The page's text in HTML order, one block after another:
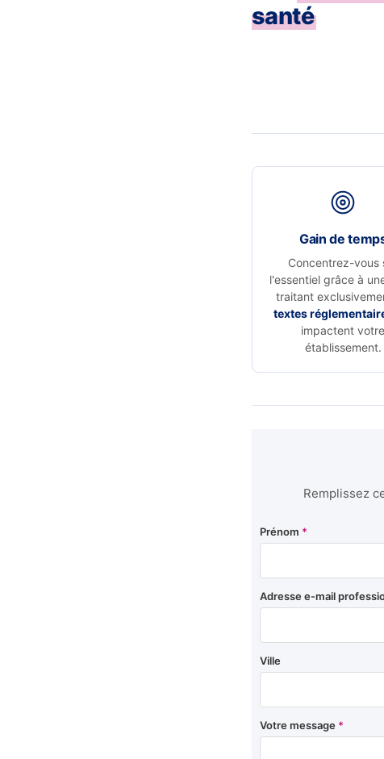
santé
Gain de
Concentrez-vous
l'essentiel grâce à
traitant
textes
impactent votre
établissement.
Remplissez
Prénom *
Adresse e-mail
Ville
Votre message *